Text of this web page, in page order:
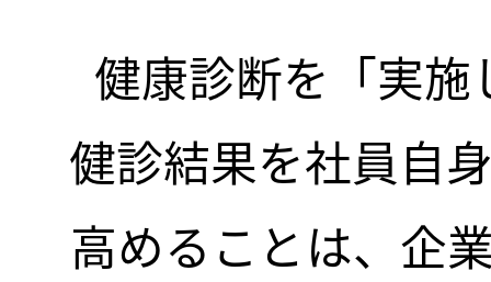
健康診断を「実
健診結果を社員自
高めることは、企